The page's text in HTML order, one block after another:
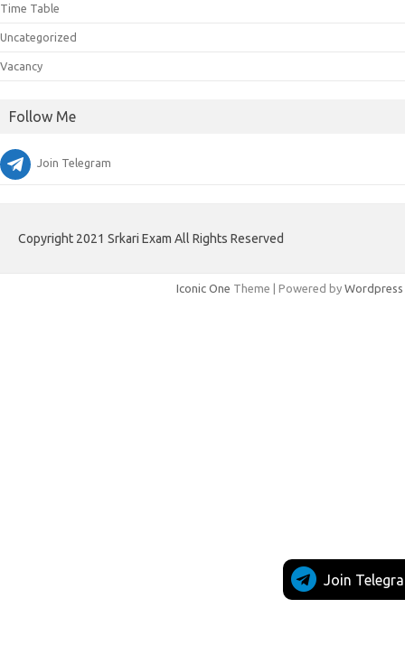
Time Table
Uncategorized
Vacancy
Follow Me
Join Telegram
Join
Copyright 2021 Srkari Exam All Rights Reserved
Iconic One Theme | Powered by Wordpress